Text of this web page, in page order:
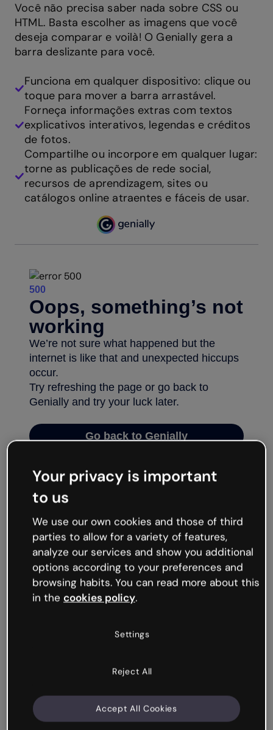
Você não precisa saber nada sobre CSS ou
HTML. Basta escolher as imagens que você
deseja comparar e voilà! O Genially gera a
barra deslizante para você.
Funciona em qualquer dispositivo: clique ou
toque para mover a barra arrastável.
Forneça informações extras com textos
explicativos interativos, legendas e créditos
de fotos.
Compartilhe ou incorpore em qualquer lugar:
torne as publicações de rede social,
recursos de aprendizagem, sites ou
catálogos online atraentes e fáceis de usar.
Your privacy is important
to us
We use our own cookies and those of third
parties to allow for a variety of features,
analyze our services and show you additional
options according to your preferences and
browsing habits. You can read more about this
in the cookies policy.
Settings
Reject All
Accept All Cookies